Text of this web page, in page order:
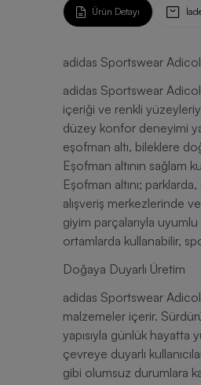
Ürün Detayı
adidas Sportswear
adidas Sportswear
içeriği ve renkli
düzey konfor deneyimi
eşofman altı, bileklere
Eşofman altının sağlam
Eşofman altını;
alışveriş merkezlerinde
giyim parçalarıyla uyumlu
ortamlarda kullanabilir,
Doğaya Duyarlı Üretim
adidas Sportswear
malzemeler içerir.
yapısıyla günlük hayatta
çevreye duyarlı
gibi olumsuz durumlara